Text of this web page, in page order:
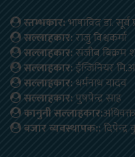
स्तम्भकार:भाषाविद डा.
सल्लाहकार:राजु विश्वकर्मा
सल्लाहकार:संजीब बिक्रम
सल्लाहकार:ईन्जिनियर
सल्लाहकार: धर्मनाथ यादव
सल्लाहकार:पुषपेन्द्र साह
कानुनी सल्लाहकार:
बजार ब्यवस्थापक::